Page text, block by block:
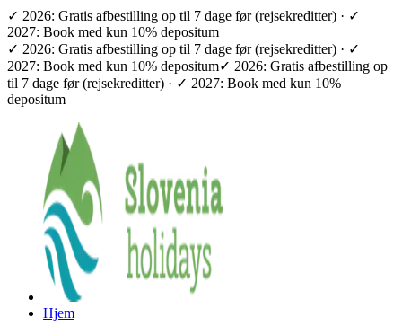
✓ 2026: Gratis afbestilling op til 7 dage før (rejsekreditter) · ✓
2027: Book med kun 10% depositum
✓ 2026: Gratis afbestilling op til 7 dage før (rejsekreditter) · ✓
2027: Book med kun 10% depositum✓ 2026: Gratis afbestilling op
til 7 dage før (rejsekreditter) · ✓ 2027: Book med kun 10%
depositum
Hjem